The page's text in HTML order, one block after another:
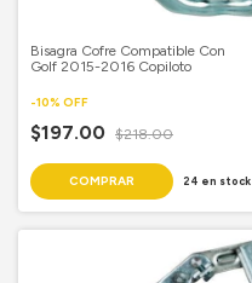
Bisagra Cofre Compatible Con
Golf 2015-2016 Copiloto
-10% OFF
$197.00 $218.00
24 en stock